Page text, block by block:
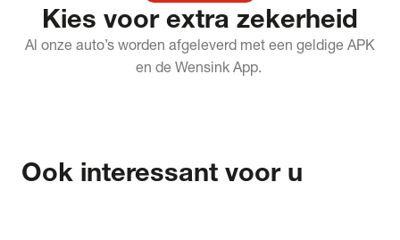
Kies voor extra zekerheid
Al onze auto’s worden afgeleverd met een geldige APK
en de Wensink App.
Ook interessant voor u